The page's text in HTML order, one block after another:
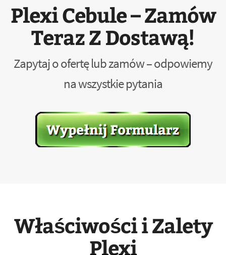
Plexi Cebule – Zamów
Teraz Z Dostawą!
Zapytaj o ofertę lub zamów – odpowiemy
na wszystkie pytania
Właściwości i Zalety
Plexi